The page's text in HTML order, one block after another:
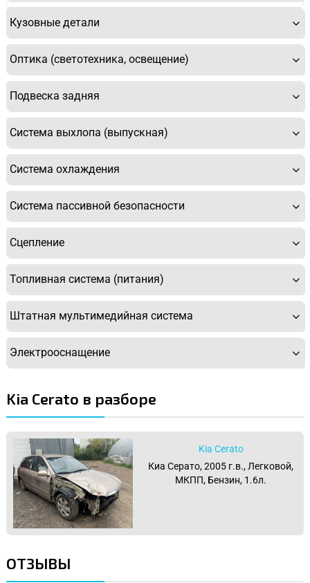
Кузовные детали
Оптика (светотехника, освещение)
Подвеска задняя
Система выхлопа (выпускная)
Система охлаждения
Система пассивной безопасности
Сцепление
Топливная система (питания)
Штатная мультимедийная система
Электрооснащение
Kia Cerato в разборе
Kia Cerato
Киа Серато, 2005 г.в., Легковой,
МКПП, Бензин, 1.6л.
ОТЗЫВЫ